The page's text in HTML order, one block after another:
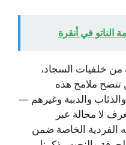
خلفيات السجاد،
تتضح ملامح هذه
والدببة وغيرهم —
لا محالة عبر
الفردية الخاصة ضمن